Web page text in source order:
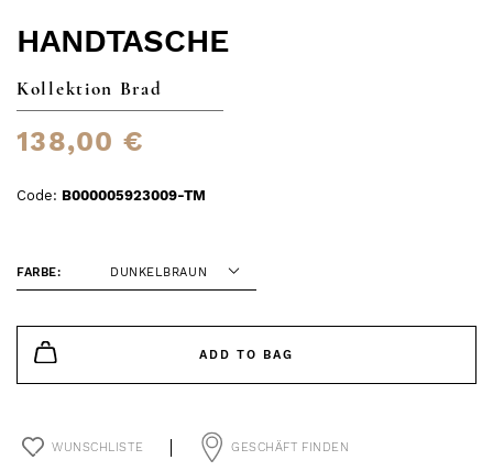
HANDTASCHE
Kollektion Brad
138,00 €
Code: B000005923009-TM
FARBE: DUNKELBRAUN
ADD TO BAG
WUNSCHLISTE GESCHÄFT FINDEN